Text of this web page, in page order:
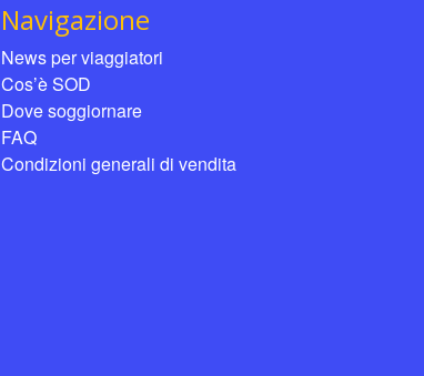
Navigazione
News per viaggiatori
Cos’è SOD
Dove soggiornare
FAQ
Condizioni generali di vendita